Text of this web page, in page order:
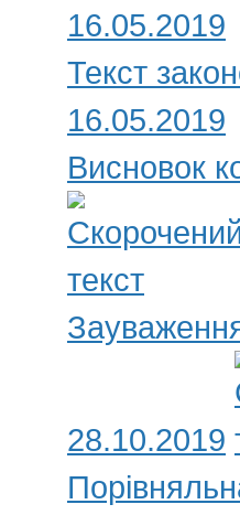
16.05.2019
Текст
16.05.2019
Висновок
28.10.2019